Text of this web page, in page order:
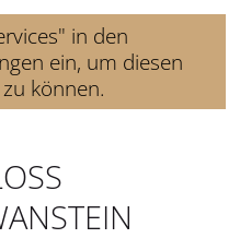
in den
ein, um diesen
können.